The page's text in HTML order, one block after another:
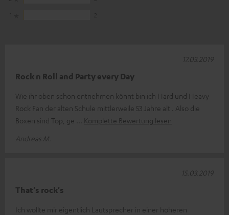
Rock n Roll and Party every Day
Wie ihr oben schon entnehmen könnt bin ich Hard und Heavy
Rock Fan der alten Schule mittlerweile 53 Jahre alt . Also die
Boxen sind Top, ge
Komplette Bewertung lesen
Andreas M.
17.03.2019
That's rock's
Ich wollte mir eigentlich Lautsprecher in einer höheren
15.03.2019